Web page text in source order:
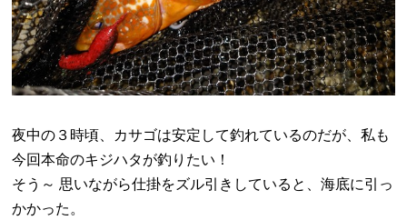
夜中の３時頃、カサゴは安定して釣れているのだが、私も
今回本命のキジハタが釣りたい！
そう～ 思いながら仕掛をズル引きしていると、海底に引っ
かかった。